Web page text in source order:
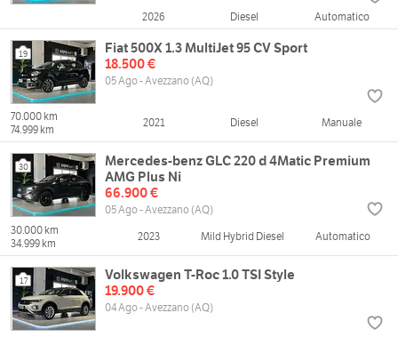
2026 Diesel Automatico
19
Fiat 500X 1.3 MultiJet 95 CV Sport
18.500 €
05 Ago - Avezzano (AQ)
70.000 km
74.999 km
2021 Diesel Manuale
30
Mercedes-benz GLC 220 d 4Matic Premium
AMG Plus Ni
66.900 €
05 Ago - Avezzano (AQ)
30.000 km
34.999 km
2023 Mild Hybrid Diesel Automatico
17
Volkswagen T-Roc 1.0 TSI Style
19.900 €
04 Ago - Avezzano (AQ)